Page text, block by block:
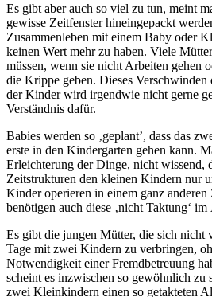
Es gibt aber auch so viel zu tun, meint
gewisse Zeitfenster hineingepackt
Zusammenleben mit einem Baby oder
keinen Wert mehr zu haben. Viele
müssen, wenn sie nicht Arbeiten gehen
die Krippe geben. Dieses
der Kinder wird irgendwie nicht gerne
Verständnis dafür.
Babies werden so ‚geplant’, dass das
erste in den Kindergarten gehen kann.
Erleichterung der Dinge, nicht wissend,
Zeitstrukturen den kleinen Kindern nur
Kinder operieren in einem ganz
benötigen auch diese ‚nicht Taktung‘ im
Es gibt die jungen Mütter, die sich nicht
Tage mit zwei Kindern zu verbringen,
Notwendigkeit einer Fremdbetreuung
scheint es inzwischen so gewöhnlich zu
zwei Kleinkindern einen so getakteten